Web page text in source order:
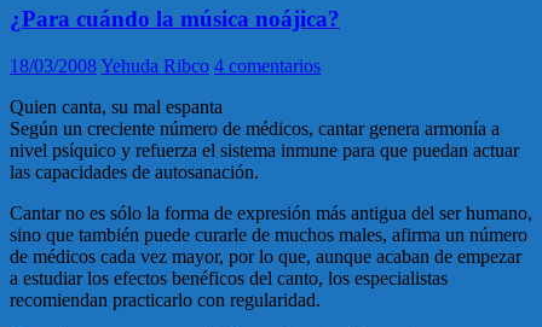
¿Para cuándo la música noájica?
18/03/2008Yehuda Ribco 4 comentarios
Quien canta, su mal espanta
Según un creciente número de médicos, cantar genera armonía a
nivel psíquico y refuerza el sistema inmune para que puedan actuar
las capacidades de autosanación.
Cantar no es sólo la forma de expresión más antigua del ser humano,
sino que también puede curarle de muchos males, afirma un número
de médicos cada vez mayor, por lo que, aunque acaban de empezar
a estudiar los efectos benéficos del canto, los especialistas
recomiendan practicarlo con regularidad.